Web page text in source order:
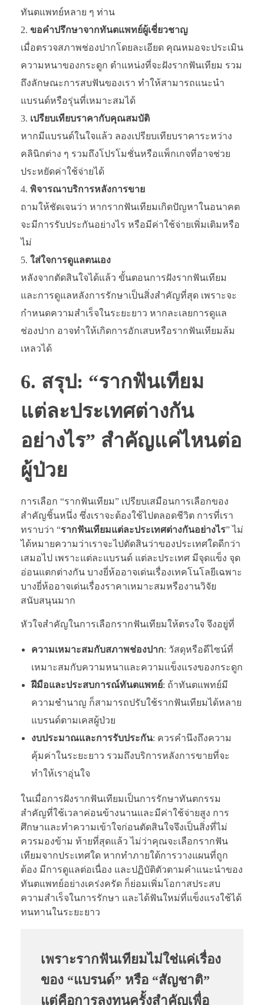
ทันตแพทย์หลาย ๆ ท่าน
ขอคำปรึกษาจากทันตแพทย์ผู้เชี่ยวชาญ
เมื่อตรวจสภาพช่องปากโดยละเอียด คุณหมอจะประเมิน
ความหนาของกระดูก ตำแหน่งที่จะฝังรากฟันเทียม รวม
ถึงลักษณะการสบฟันของเรา ทำให้สามารถแนะนำ
แบรนด์หรือรุ่นที่เหมาะสมได้
เปรียบเทียบราคากับคุณสมบัติ
หากมีแบรนด์ในใจแล้ว ลองเปรียบเทียบราคาระหว่าง
คลินิกต่าง ๆ รวมถึงโปรโมชั่นหรือแพ็กเกจที่อาจช่วย
ประหยัดค่าใช้จ่ายได้
พิจารณาบริการหลังการขาย
ถามให้ชัดเจนว่า หากรากฟันเทียมเกิดปัญหาในอนาคต
จะมีการรับประกันอย่างไร หรือมีค่าใช้จ่ายเพิ่มเติมหรือ
ไม่
ใส่ใจการดูแลตนเอง
หลังจากตัดสินใจได้แล้ว ขั้นตอนการฝังรากฟันเทียม
และการดูแลหลังการรักษาเป็นสิ่งสำคัญที่สุด เพราะจะ
กำหนดความสำเร็จในระยะยาว หากละเลยการดูแล
ช่องปาก อาจทำให้เกิดการอักเสบหรือรากฟันเทียมล้ม
เหลวได้
6. สรุป: “รากฟันเทียม
แต่ละประเทศต่างกัน
อย่างไร” สำคัญแค่ไหนต่อ
ผู้ป่วย
การเลือก “รากฟันเทียม” เปรียบเสมือนการเลือกของ
สำคัญชิ้นหนึ่ง ซึ่งเราจะต้องใช้ไปตลอดชีวิต การที่เรา
ทราบว่า “รากฟันเทียมแต่ละประเทศต่างกันอย่างไร” ไม่
ได้หมายความว่าเราจะไปตัดสินว่าของประเทศใดดีกว่า
เสมอไป เพราะแต่ละแบรนด์ แต่ละประเทศ มีจุดแข็ง จุด
อ่อนแตกต่างกัน บางยี่ห้ออาจเด่นเรื่องเทคโนโลยีเฉพาะ
บางยี่ห้ออาจเด่นเรื่องราคาเหมาะสมหรืองานวิจัย
สนับสนุนมาก
หัวใจสำคัญในการเลือกรากฟันเทียมให้ตรงใจ จึงอยู่ที่
ความเหมาะสมกับสภาพช่องปาก: วัสดุหรือดีไซน์ที่
เหมาะสมกับความหนาและความแข็งแรงของกระดูก
ฝีมือและประสบการณ์ทันตแพทย์: ถ้าทันตแพทย์มี
ความชำนาญ ก็สามารถปรับใช้รากฟันเทียมได้หลาย
แบรนด์ตามเคสผู้ป่วย
งบประมาณและการรับประกัน: ควรคำนึงถึงความ
คุ้มค่าในระยะยาว รวมถึงบริการหลังการขายที่จะ
ทำให้เราอุ่นใจ
ในเมื่อการฝังรากฟันเทียมเป็นการรักษาทันตกรรม
สำคัญที่ใช้เวลาค่อนข้างนานและมีค่าใช้จ่ายสูง การ
ศึกษาและทำความเข้าใจก่อนตัดสินใจจึงเป็นสิ่งที่ไม่
ควรมองข้าม ท้ายที่สุดแล้ว ไม่ว่าคุณจะเลือกรากฟัน
เทียมจากประเทศใด หากทำภายใต้การวางแผนที่ถูก
ต้อง มีการดูแลต่อเนื่อง และปฏิบัติตัวตามคำแนะนำของ
ทันตแพทย์อย่างเคร่งครัด ก็ย่อมเพิ่มโอกาสประสบ
ความสำเร็จในการรักษา และได้ฟันใหม่ที่แข็งแรงใช้ได้
ทนทานในระยะยาว
เพราะรากฟันเทียมไม่ใช่แค่เรื่อง
ของ “แบรนด์” หรือ “สัญชาติ”
แต่คือการลงทุนครั้งสำคัญเพื่อ